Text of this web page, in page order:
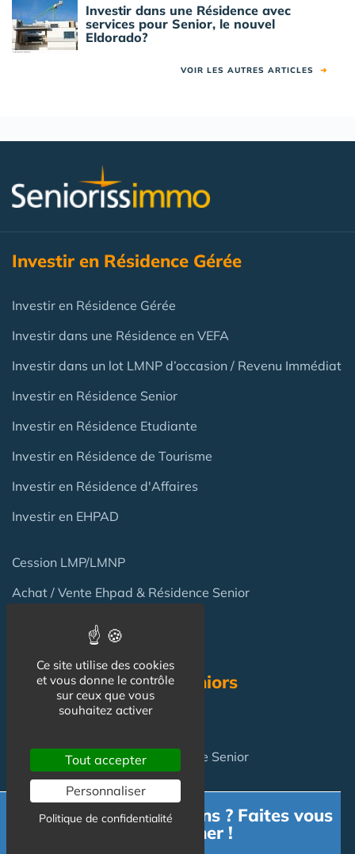
Investir dans une Résidence avec
services pour Senior, le nouvel
Eldorado?
VOIR LES AUTRES ARTICLES ➜
Investir en Résidence Gérée
Investir en Résidence Gérée
Investir dans une Résidence en VEFA
Investir dans un lot LMNP d’occasion / Revenu Immédiat
Investir en Résidence Senior
Investir en Résidence Etudiante
Investir en Résidence de Tourisme
Investir en Résidence d'Affaires
Investir en EHPAD
Cession LMP/LMNP
Achat / Vente Ehpad & Résidence Senior
Terrain pour Résidence Gérée
Résidence Services Seniors
Achat pour y vivreen Résidence Senior
FAQBesoin d'informations ? Faites vous
accompagner !
Ce site utilise des cookies
et vous donne le contrôle
sur ceux que vous
souhaitez activer
Tout accepter
Personnaliser
Politique de confidentialité